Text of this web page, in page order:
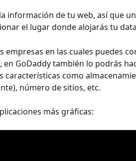
información de tu web, así que
el lugar donde alojarás tu
empresas en las cuales puedes
GoDaddy también lo podrás
características como
número de sitios, etc.
más gráficas: